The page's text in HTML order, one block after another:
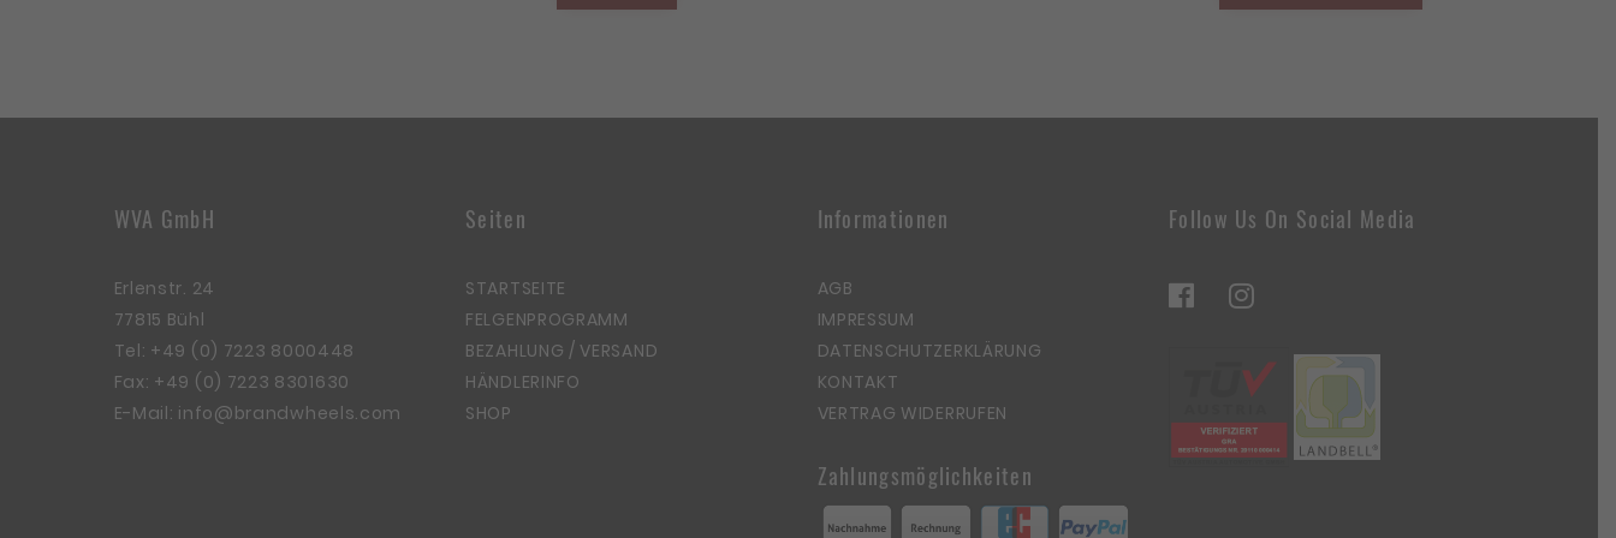
WVA GmbH
Erlenstr. 24
77815 Bühl
Tel: +49 (0) 7223 8000448
Fax: +49 (0) 7223 8301630
E-Mail: info@brandwheels.com
Seiten
STARTSEITE
FELGENPROGRAMM
BEZAHLUNG / VERSAND
HÄNDLERINFO
SHOP
Informationen
AGB
IMPRESSUM
DATENSCHUTZERKLÄRUNG
KONTAKT
VERTRAG WIDERRUFEN
Zahlungsmöglichkeiten
Follow Us On Social Media